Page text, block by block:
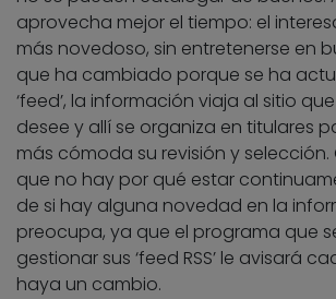
aprovecha mejor el tiempo: el
más novedoso, sin entretenerse en
que ha cambiado porque se ha
‘feed’, la información viaja al sitio
desee y allí se organiza en titulares
más cómoda su revisión y
que no hay por qué estar
de si hay alguna novedad en la
preocupa, ya que el programa que
gestionar sus ‘feed RSS’ le avisará
haya un cambio.